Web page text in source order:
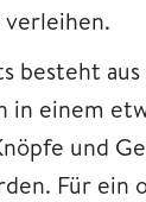
besteht aus
in einem
und
Für ein